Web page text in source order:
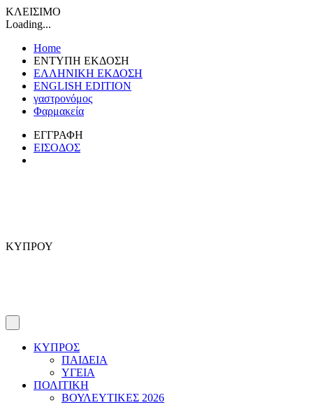
ΚΛΕΙΣΙΜΟ
Loading...
Home
ΕΝΤΥΠΗ ΕΚΔΟΣΗ
ΕΛΛΗΝΙΚΗ ΕΚΔΟΣΗ
ENGLISH EDITION
γαστρονόμος
Φαρμακεία
ΕΓΓΡΑΦΗ
ΕΙΣΟΔΟΣ
ΚΥΠΡΟΥ
ΚΥΠΡΟΣ
ΠΑΙΔΕΙΑ
ΥΓΕΙΑ
ΠΟΛΙΤΙΚΗ
ΒΟΥΛΕΥΤΙΚΕΣ 2026